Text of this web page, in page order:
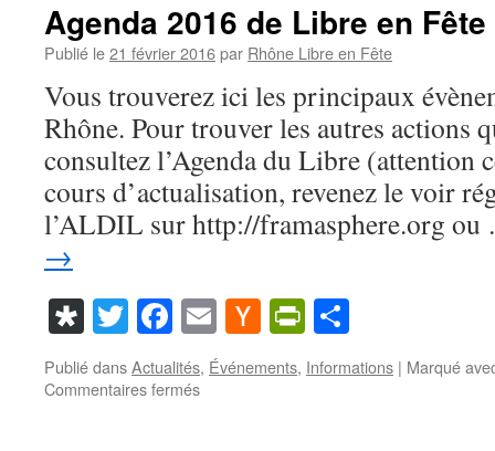
Libre
en
Fête
dans
Rhône
Agenda 2016 de Libre en
Publié le21 février 2016par Rhône Libre en Fête
Vous trouverez ici les principaux
Rhône. Pour trouver les autres actions
consultez l’Agenda du Libre (attention
cours d’actualisation, revenez le voir
l’ALDIL sur http://framasphere.org
→
Diaspora
TwitterFacebook
EmailHacker
News
PrintFriendly
Publié dansActualités, Événements, Informations | Marqué
Commentaires ferméssur